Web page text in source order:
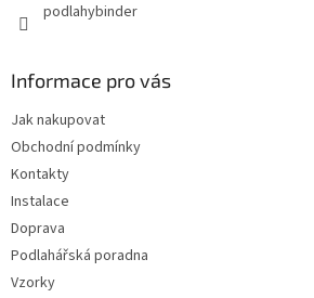
podlahybinder
Informace pro vás
Jak nakupovat
Obchodní podmínky
Kontakty
Instalace
Doprava
Podlahářská poradna
Vzorky